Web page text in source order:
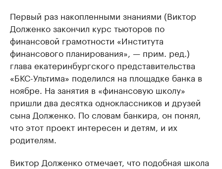
Первый раз накопленными знаниями (Виктор
Долженко закончил курс тьюторов по
финансовой грамотности «Института
финансового планирования», — прим. ред.)
глава екатеринбургского представительства
«БКС-Ультима» поделился на площадке банка в
ноябре. На занятия в «финансовую школу»
пришли два десятка одноклассников и друзей
сына Долженко. По словам банкира, он понял,
что этот проект интересен и детям, и их
родителям.
Виктор Долженко отмечает, что подобная школа